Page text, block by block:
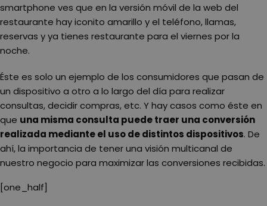
smartphone ves que en la versión móvil de la web del
restaurante hay iconito amarillo y el teléfono, llamas,
reservas y ya tienes restaurante para el viernes por la
noche.
Éste es solo un ejemplo de los consumidores que pasan de
un dispositivo a otro a lo largo del día para realizar
consultas, decidir compras, etc. Y hay casos como éste en
que una misma consulta puede traer una conversión
realizada mediante el uso de distintos dispositivos. De
ahí, la importancia de tener una visión multicanal de
nuestro negocio para maximizar las conversiones recibidas.
[one_half]